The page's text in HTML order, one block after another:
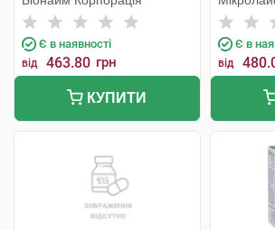
Є в наявності
від 463.80 грн
КУПИТИ
Є в
від